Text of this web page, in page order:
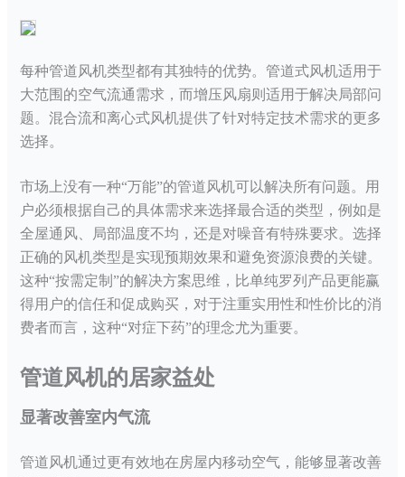
每种管道风机类型都有其独特的优势。管道式风机适用于
大范围的空气流通需求，而增压风扇则适用于解决局部问
题。混合流和离心式风机提供了针对特定技术需求的更多
选择。
市场上没有一种“万能”的管道风机可以解决所有问题。用
户必须根据自己的具体需求来选择最合适的类型，例如是
全屋通风、局部温度不均，还是对噪音有特殊要求。选择
正确的风机类型是实现预期效果和避免资源浪费的关键。
这种“按需定制”的解决方案思维，比单纯罗列产品更能赢
得用户的信任和促成购买，对于注重实用性和性价比的消
费者而言，这种“对症下药”的理念尤为重要。
管道风机的居家益处
显著改善室内气流
管道风机通过更有效地在房屋内移动空气，能够显著改善